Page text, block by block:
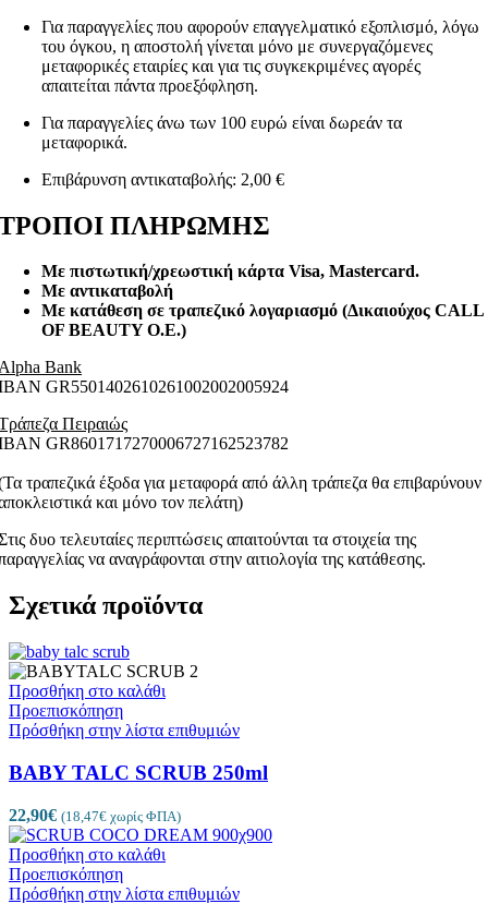
Για παραγγελίες που αφορούν επαγγελματικό εξοπλισμό, λόγω
του όγκου, η αποστολή γίνεται μόνο με συνεργαζόμενες
μεταφορικές εταιρίες και για τις συγκεκριμένες αγορές
απαιτείται πάντα προεξόφληση.
Για παραγγελίες άνω των 100 ευρώ είναι δωρεάν τα
μεταφορικά.
Επιβάρυνση αντικαταβολής: 2,00 €
ΠΛΗΡΩΜΗΣ
Με πιστωτική/χρεωστική κάρτα Visa, Mastercard.
Με αντικαταβολή
Με κατάθεση σε τραπεζικό λογαριασμό (Δικαιούχος CALL
OF BEAUTY O.E.)
Bank
GR5501402610261002002005924
Πειραιώς
GR8601717270006727162523782
τραπεζικά έξοδα για μεταφορά από άλλη τράπεζα θα επιβαρύνουν
και μόνο τον πελάτη)
δυο τελευταίες περιπτώσεις απαιτούνται τα στοιχεία της
να αναγράφονται στην αιτιολογία της κατάθεσης.
Σχετικά προϊόντα
Προσθήκη στο καλάθι
Προεπισκόπηση
Πρόσθήκη στην λίστα επιθυμιών
BABY TALC SCRUB 250ml
22,90€ (18,47€ χωρίς ΦΠΑ)
Προσθήκη στο καλάθι
Προεπισκόπηση
Πρόσθήκη στην λίστα επιθυμιών